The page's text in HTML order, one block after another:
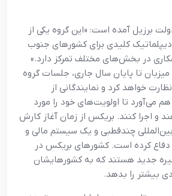
برزیل آمده است: «این گروه یکی از
کلیدی برای کشورهای جنوب
در بخش‌های مختلف تمرکز دارد.»
تا پایان سال جاری، جلسات گروه
خواهد کرد و نمایندگانی از
می‌آورد تا اولویت‌های خود را مورد
و اجرا کنند. بریکس از زمان آغاز کارش
از نظم بین‌المللی چندقطبی و یک سیستم مالی و
دفاع کرده است. کشورهای بریکس در
جدید هستند که به کشورهایشان
بیشتر را بدهد.